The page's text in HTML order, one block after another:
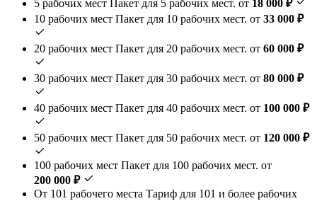
5 рабочих мест Пакет для 5 рабочих мест. от 18 000 ₽
10 рабочих мест Пакет для 10 рабочих мест. от 33 000 ₽
20 рабочих мест Пакет для 20 рабочих мест. от 60 000 ₽
30 рабочих мест Пакет для 30 рабочих мест. от 80 000 ₽
40 рабочих мест Пакет для 40 рабочих мест. от 100 000 ₽
50 рабочих мест Пакет для 50 рабочих мест. от 120 000 ₽
100 рабочих мест Пакет для 100 рабочих мест. от
200 000 ₽
От 101 рабочего места Тариф для 101 и более рабочих